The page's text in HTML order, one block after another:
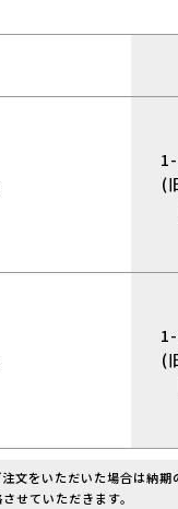
(
(
をいただいた場合は納期
せていただきます。